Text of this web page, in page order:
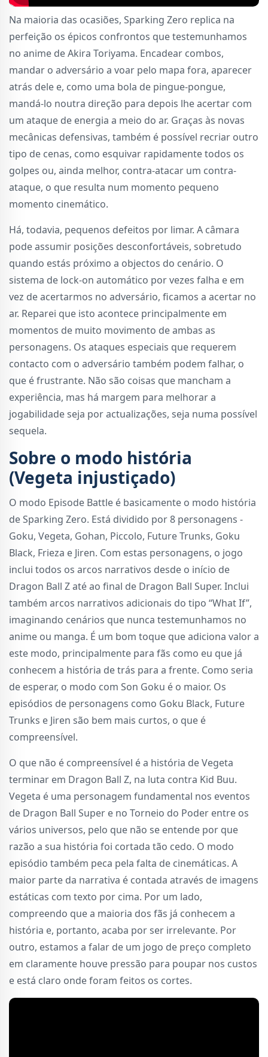
Na maioria das ocasiões, Sparking Zero replica na
perfeição os épicos confrontos que testemunhamos
no anime de Akira Toriyama. Encadear combos,
mandar o adversário a voar pelo mapa fora, aparecer
atrás dele e, como uma bola de pingue-pongue,
mandá-lo noutra direção para depois lhe acertar com
um ataque de energia a meio do ar. Graças às novas
mecânicas defensivas, também é possível recriar outro
tipo de cenas, como esquivar rapidamente todos os
golpes ou, ainda melhor, contra-atacar um contra-
ataque, o que resulta num momento pequeno
momento cinemático.
Há, todavia, pequenos defeitos por limar. A câmara
pode assumir posições desconfortáveis, sobretudo
quando estás próximo a objectos do cenário. O
sistema de lock-on automático por vezes falha e em
vez de acertarmos no adversário, ficamos a acertar no
ar. Reparei que isto acontece principalmente em
momentos de muito movimento de ambas as
personagens. Os ataques especiais que requerem
contacto com o adversário também podem falhar, o
que é frustrante. Não são coisas que mancham a
experiência, mas há margem para melhorar a
jogabilidade seja por actualizações, seja numa possível
sequela.
Sobre o modo história
(Vegeta injustiçado)
O modo Episode Battle é basicamente o modo história
de Sparking Zero. Está dividido por 8 personagens -
Goku, Vegeta, Gohan, Piccolo, Future Trunks, Goku
Black, Frieza e Jiren. Com estas personagens, o jogo
inclui todos os arcos narrativos desde o início de
Dragon Ball Z até ao final de Dragon Ball Super. Inclui
também arcos narrativos adicionais do tipo “What If”,
imaginando cenários que nunca testemunhamos no
anime ou manga. É um bom toque que adiciona valor a
este modo, principalmente para fãs como eu que já
conhecem a história de trás para a frente. Como seria
de esperar, o modo com Son Goku é o maior. Os
episódios de personagens como Goku Black, Future
Trunks e Jiren são bem mais curtos, o que é
compreensível.
O que não é compreensível é a história de Vegeta
terminar em Dragon Ball Z, na luta contra Kid Buu.
Vegeta é uma personagem fundamental nos eventos
de Dragon Ball Super e no Torneio do Poder entre os
vários universos, pelo que não se entende por que
razão a sua história foi cortada tão cedo. O modo
episódio também peca pela falta de cinemáticas. A
maior parte da narrativa é contada através de imagens
estáticas com texto por cima. Por um lado,
compreendo que a maioria dos fãs já conhecem a
história e, portanto, acaba por ser irrelevante. Por
outro, estamos a falar de um jogo de preço completo
em claramente houve pressão para poupar nos custos
e está claro onde foram feitos os cortes.